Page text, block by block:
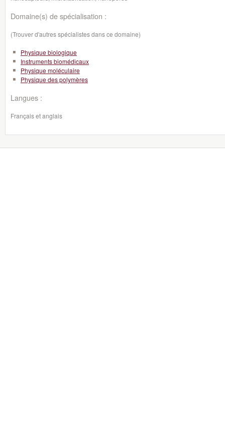
Domaine(s) de spécialisation :
(Trouver d'autres spécialistes dans ce domaine)
Physique biologique
Instruments biomédicaux
Physique moléculaire
Physique des polymères
Langues :
Français et anglais